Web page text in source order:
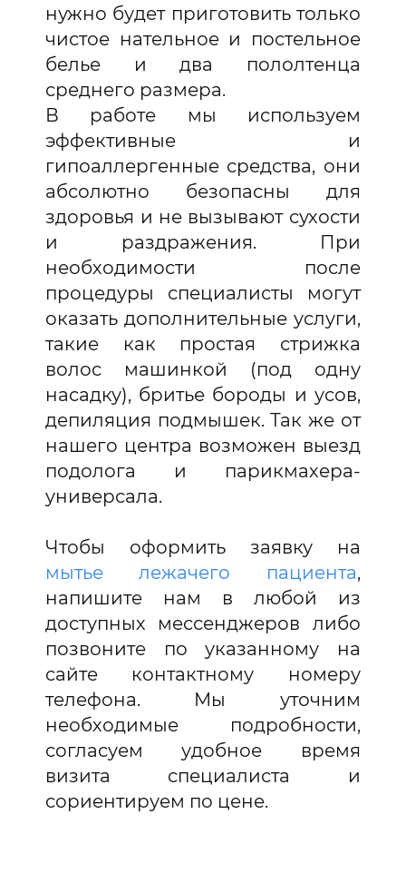
нужно будет приготовить только
чистое нательное и постельное
белье и два пололтенца
среднего размера.
В работе мы используем
эффективные и
гипоаллергенные средства, они
абсолютно безопасны для
здоровья и не вызывают сухости
и раздражения. При
необходимости после
процедуры специалисты могут
оказать дополнительные услуги,
такие как простая стрижка
волос машинкой (под одну
насадку), бритье бороды и усов,
депиляция подмышек. Так же от
нашего центра возможен выезд
подолога и парикмахера-
универсала.
Чтобы оформить заявку на
мытье лежачего пациента,
напишите нам в любой из
доступных мессенджеров либо
позвоните по указанному на
сайте контактному номеру
телефона. Мы уточним
необходимые подробности,
согласуем удобное время
визита специалиста и
сориентируем по цене.